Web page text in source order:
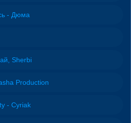
- Дюма
Sherbi
Production
- Cyriak